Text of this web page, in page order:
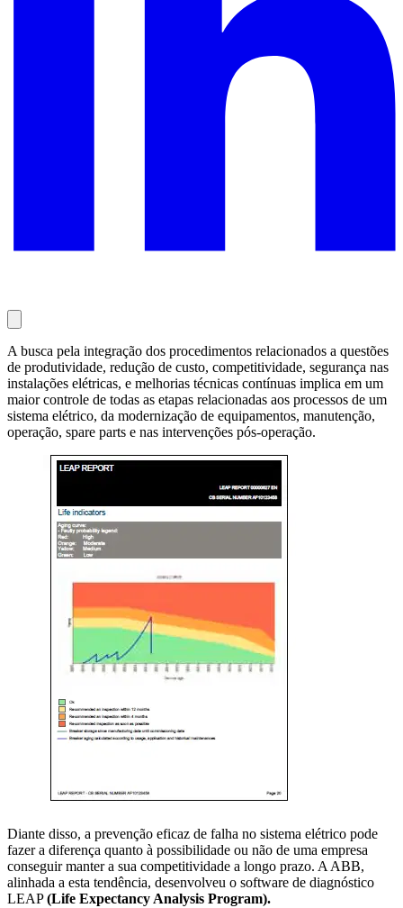
A busca pela integração dos procedimentos relacionados a questões
de produtividade, redução de custo, competitividade, segurança nas
instalações elétricas, e melhorias técnicas contínuas implica em um
maior controle de todas as etapas relacionadas aos processos de um
sistema elétrico, da modernização de equipamentos, manutenção,
operação, spare parts e nas intervenções pós-operação.
Diante disso, a prevenção eficaz de falha no sistema elétrico pode
fazer a diferença quanto à possibilidade ou não de uma empresa
conseguir manter a sua competitividade a longo prazo. A ABB,
alinhada a esta tendência, desenvolveu o software de diagnóstico
LEAP(Life Expectancy Analysis Program).